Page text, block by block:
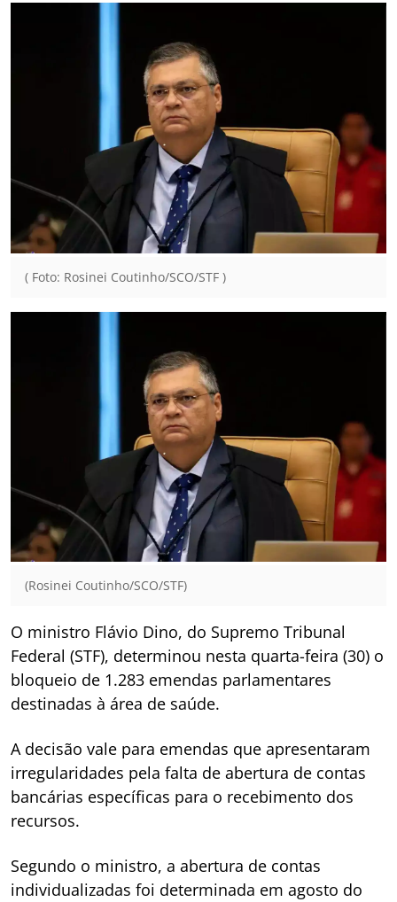
( Foto: Rosinei Coutinho/SCO/STF )
(Rosinei Coutinho/SCO/STF)
O ministro Flávio Dino, do Supremo Tribunal
Federal (STF), determinou nesta quarta-feira (30) o
bloqueio de 1.283 emendas parlamentares
destinadas à área de saúde.
A decisão vale para emendas que apresentaram
irregularidades pela falta de abertura de contas
bancárias específicas para o recebimento dos
recursos.
Segundo o ministro, a abertura de contas
individualizadas foi determinada em agosto do